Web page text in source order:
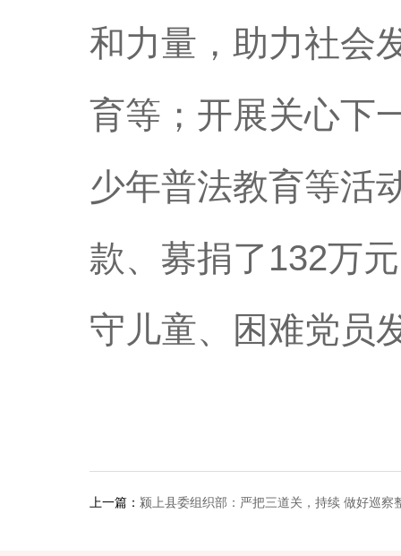
和力量，助力社会
育等；开展关心下
少年普法教育等活
款、募捐了132万
守儿童、困难党员
上一篇： 颍上县委组织部：严把三道关，持续 做好巡察